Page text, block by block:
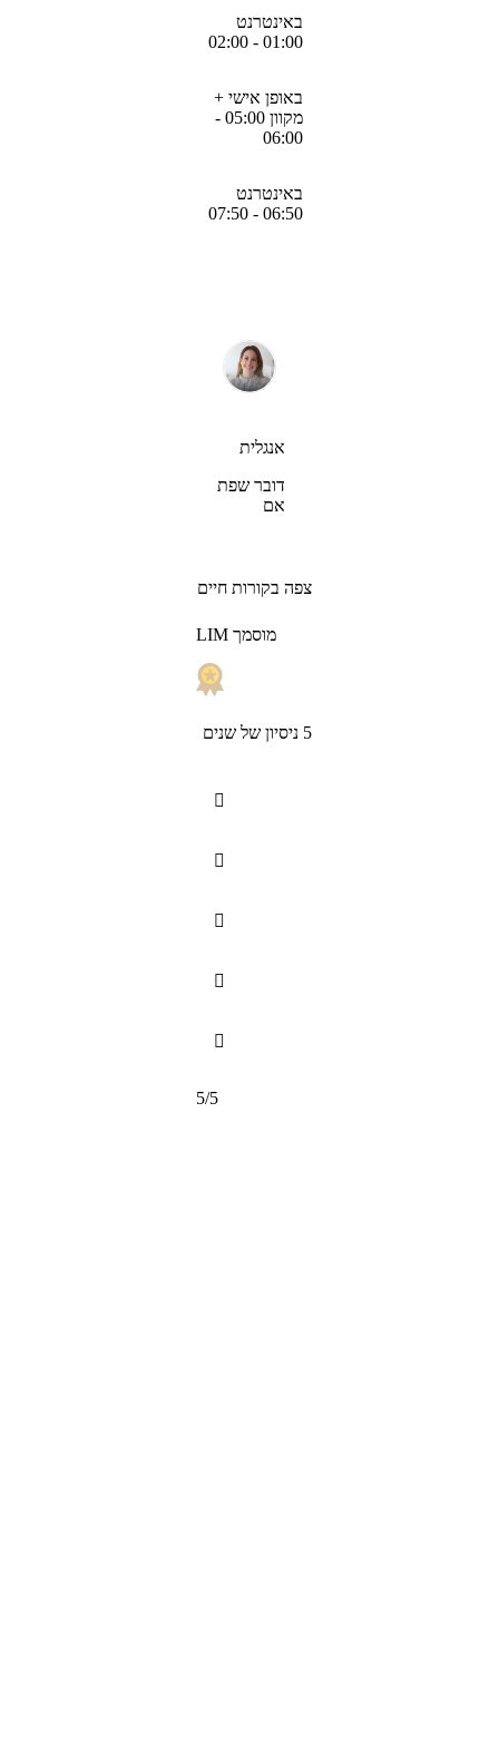
באינטרנט
01:00 - 02:00
באופן אישי +
מקוון 05:00 -
06:00
באינטרנט
06:50 - 07:50
אנגלית
דובר שפת
אם
צפה בקורות חיים
LIM מוסמך
5 ניסיון של שנים





5/5